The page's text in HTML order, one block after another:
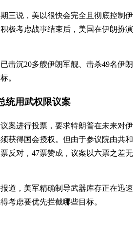
三说，美以很快会完全且彻底控制伊
极考虑战事结束后，美国在伊朗扮演
击沉20多艘伊朗军舰、击杀49名伊朗
。
统用武权限议案
案进行投票，要求特朗普在未来对伊
获得国会授权。但由于参议院由共和
反对，47票赞成，议案以六票之差无
道，美军精确制导武器库存正在迅速
考虑要优先拦截哪些目标。